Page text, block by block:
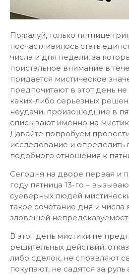
Пожалуй, только пятнице
посчастливилось стать
числа и дня недели, за
пристальное внимание в
придается мистическое
предпочитают в этот день
каких-либо серьезных
неудачи, произошедшие в
списывают именно на
Давайте попробуем
исследование и
подобного отношения к
Сегодня на дворе первая и
году пятница 13-го –
суеверных людей
такое сочетание дня и числа
зловещей
В этот день мистики не
решительных действий,
либо сделок, не справляют
покупают, не садятся за